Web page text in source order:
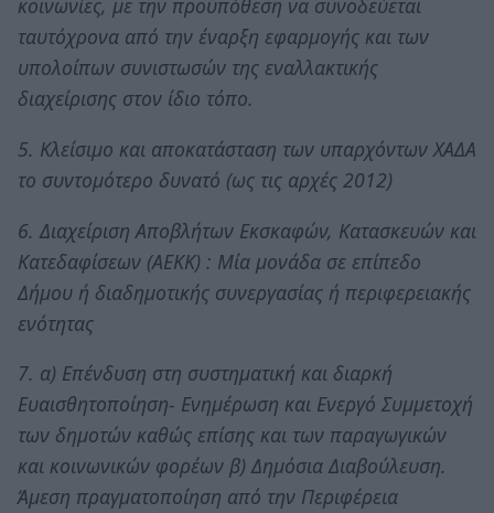
κοινωνίες, με την προϋπόθεση να συνοδεύεται
ταυτόχρονα από την έναρξη εφαρμογής και των
υπολοίπων συνιστωσών της εναλλακτικής
διαχείρισης στον ίδιο τόπο.
5. Κλείσιμο και αποκατάσταση των υπαρχόντων ΧΑΔΑ
το συντομότερο δυνατό (ως τις αρχές 2012)
6. Διαχείριση Αποβλήτων Εκσκαφών, Κατασκευών και
Κατεδαφίσεων (ΑΕΚΚ) : Μία μονάδα σε επίπεδο
Δήμου ή διαδημοτικής συνεργασίας ή περιφερειακής
ενότητας
7. α) Επένδυση στη συστηματική και διαρκή
Ευαισθητοποίηση- Ενημέρωση και Ενεργό Συμμετοχή
των δημοτών καθώς επίσης και των παραγωγικών
και κοινωνικών φορέων β) Δημόσια Διαβούλευση.
Άμεση πραγματοποίηση από την Περιφέρεια